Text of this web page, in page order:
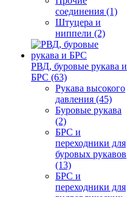
соединения (1)
Штуцера и
ниппели (2)
РВД, буровые рукава и
БРС (63)
Рукава высокого
давления (45)
Буровые рукава
(2)
БРС и
переходники для
буровых рукавов
(13)
БРС и
переходники для